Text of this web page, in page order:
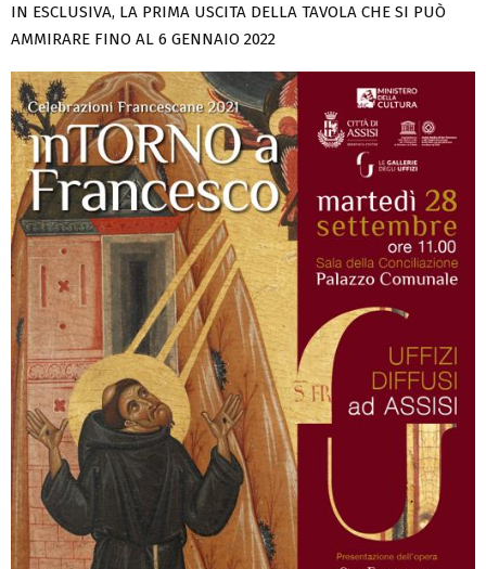
IN ESCLUSIVA, LA PRIMA USCITA DELLA TAVOLA CHE SI PUÒ
AMMIRARE FINO AL 6 GENNAIO 2022